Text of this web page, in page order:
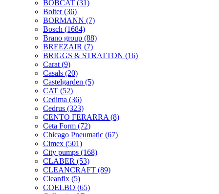
BOBCAT (31)
Bolter(36)
BORMANN (7)
Bosch (1684)
Brano group (88)
BREEZAIR (7)
BRIGGS & STRATTON (16)
Carat (9)
Casals (20)
Castelgarden (5)
CAT (52)
Cedima (36)
Cedrus (323)
CENTO FERARRA (8)
Ceta Form (72)
Chicago Pneumatic (67)
Cimex (501)
City pumps (168)
CLABER (53)
CLEANCRAFT (89)
Cleanfix (5)
COELBO (65)